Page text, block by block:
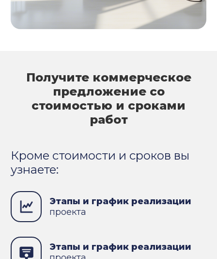
Получите коммерческое
предложение со
стоимостью и сроками
работ
Кроме стоимости и сроков вы
узнаете:
Этапы и график реализации
проекта
Этапы и график реализации